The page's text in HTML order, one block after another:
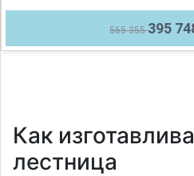
565 355395
Как
лестница